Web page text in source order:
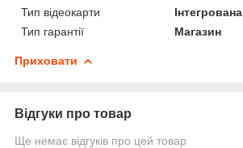
Тип відеокарти
Інтегрована
Тип гарантії
Магазин
Приховати
Відгуки про товар
Ще немає відгуків про цей товар